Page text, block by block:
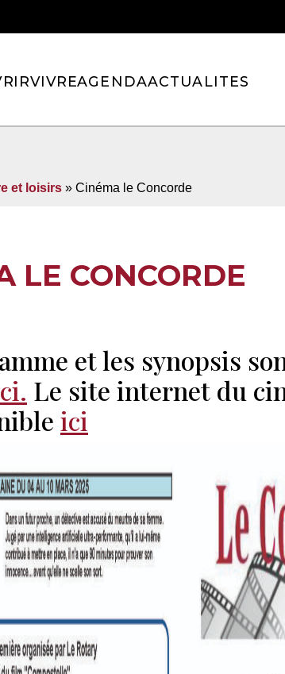
VIVREAGENDAACTUALITES
et loisirs » Cinéma le Concorde
LE CONCORDE
et les synopsis
Le site internet du
ici